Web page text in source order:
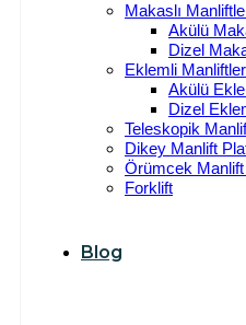
Makaslı
Akülü
Dizel
Eklemli Manliftler
Akülü
Dizel
Teleskopik
Dikey Manlift
Örümcek
Forklift
Blog